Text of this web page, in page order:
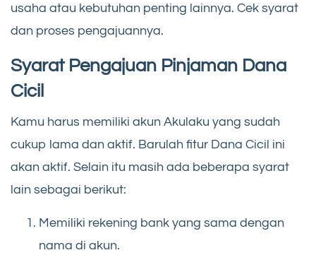
usaha atau kebutuhan penting lainnya. Cek syarat
dan proses pengajuannya.
Syarat Pengajuan Pinjaman Dana
Cicil
Kamu harus memiliki akun Akulaku yang sudah
cukup lama dan aktif. Barulah fitur Dana Cicil ini
akan aktif. Selain itu masih ada beberapa syarat
lain sebagai berikut:
Memiliki rekening bank yang sama dengan
nama di akun.